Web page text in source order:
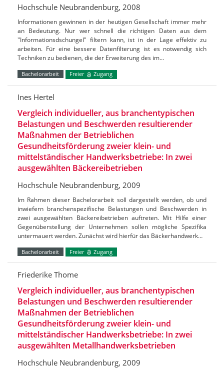
Hochschule Neubrandenburg, 2008
Informationen gewinnen in der heutigen Gesellschaft immer mehr
an Bedeutung. Nur wer schnell die richtigen Daten aus dem
"Informationsdschungel" filtern kann, ist in der Lage effektiv zu
arbeiten. Für eine bessere Datenfilterung ist es notwendig sich
Techniken zu bedienen, die der Erweiterung des im…
Bachelorarbeit Freier Zugang
Ines Hertel
Vergleich individueller, aus branchentypischen
Belastungen und Beschwerden resultierender
Maßnahmen der Betrieblichen
Gesundheitsförderung zweier klein- und
mittelständischer Handwerksbetriebe: In zwei
ausgewählten Bäckereibetrieben
Hochschule Neubrandenburg, 2009
Im Rahmen dieser Bachelorarbeit soll dargestellt werden, ob und
inwiefern branchenspezifische Belastungen und Beschwerden in
zwei ausgewählten Bäckereibetrieben auftreten. Mit Hilfe einer
Gegenüberstellung der Unternehmen sollen mögliche Spezifika
untermauert werden. Zunächst wird hierfür das Bäckerhandwerk…
Bachelorarbeit Freier Zugang
Friederike Thome
Vergleich individueller, aus branchentypischen
Belastungen und Beschwerden resultierender
Maßnahmen der Betrieblichen
Gesundheitsförderung zweier klein- und
mittelständischer Handwerksbetriebe: In zwei
ausgewählten Metallhandwerksbetrieben
Hochschule Neubrandenburg, 2009